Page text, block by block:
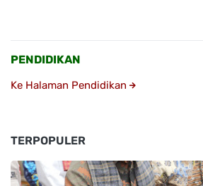
PENDIDIKAN
Ke Halaman Pendidikan
TERPOPULER